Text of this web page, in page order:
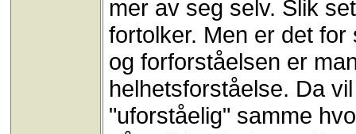
mer av seg selv. Slik
fortolker. Men er det
og forforståelsen er
helhetsforståelse. Da
"uforståelig" samme